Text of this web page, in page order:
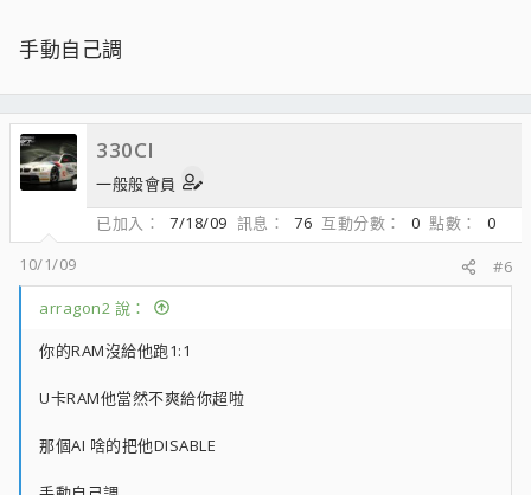
手動自己調
330CI
一般般會員
已加入
7/18/09 訊息 76 互動分數 0 點數
0
10/1/09
#6
arragon2 說：
你的RAM沒給他跑1:1
U卡RAM他當然不爽給你超啦
那個AI 啥的把他DISABLE